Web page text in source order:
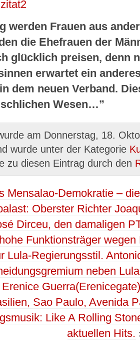
werden Frauen aus
die Ehefrauen der
glücklich preisen, denn
erwartet ein
dem neuen Verband.
Wesen…”
am Donnerstag, 18.
wurde unter der Kategorie
zu diesen Eintrag durch den
Mensalao-Demokratie –
Oberster Richter
Dirceu, den damaligen
Funktionsträger
Lula-Regierungsstil.
neben
Sao Paulo, Avenida
Like A Rolling
aktuellen Hits.